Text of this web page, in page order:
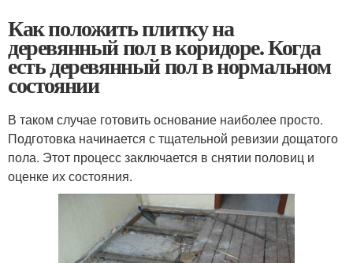
Как положить плитку на
деревянный пол в коридоре. Когда
есть деревянный пол в нормальном
состоянии
В таком случае готовить основание наиболее просто.
Подготовка начинается с тщательной ревизии дощатого
пола. Этот процесс заключается в снятии половиц и
оценке их состояния.